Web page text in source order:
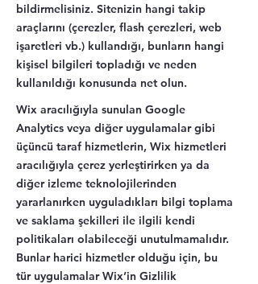
bildirmelisiniz. Sitenizin hangi takip
araçlarını (çerezler, flash çerezleri, web
işaretleri vb.) kullandığı, bunların hangi
kişisel bilgileri topladığı ve neden
kullanıldığı konusunda net olun.
Wix aracılığıyla sunulan Google
Analytics veya diğer uygulamalar gibi
üçüncü taraf hizmetlerin, Wix hizmetleri
aracılığıyla çerez yerleştirirken ya da
diğer izleme teknolojilerinden
yararlanırken uyguladıkları bilgi toplama
ve saklama şekilleri ile ilgili kendi
politikaları olabileceği unutulmamalıdır.
Bunlar harici hizmetler olduğu için, bu
tür uygulamalar Wix’in Gizlilik